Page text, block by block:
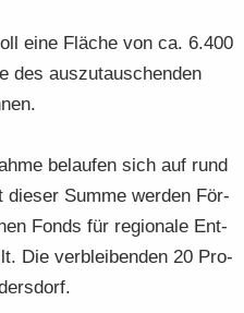
eine Flä­che von ca. 6.400
des aus­zu­tau­schen­den
be­lau­fen sich auf rund
die­ser Summe wer­den För­
Fonds für re­gio­na­le Ent­
Die ver­blei­ben­den 20 Pro­